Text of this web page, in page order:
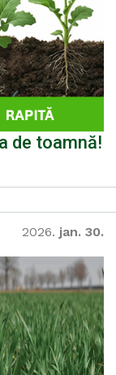
de toamnă!
2026. jan. 30.